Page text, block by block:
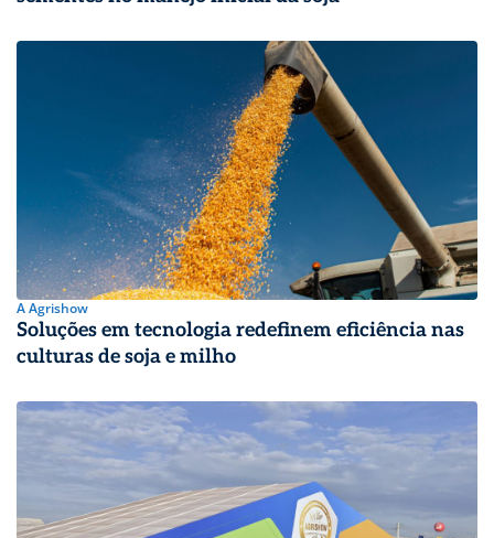
A Agrishow
Soluções em tecnologia redefinem eficiência nas
culturas de soja e milho